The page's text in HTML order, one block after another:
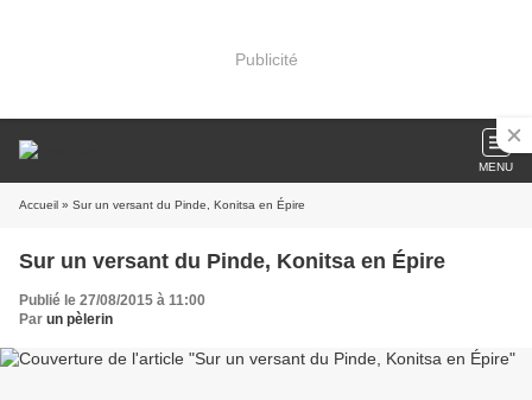
Publicité
MENU
Accueil » Sur un versant du Pinde, Konitsa en Épire
Sur un versant du Pinde, Konitsa en Épire
Publié le 27/08/2015 à 11:00
Par un pèlerin